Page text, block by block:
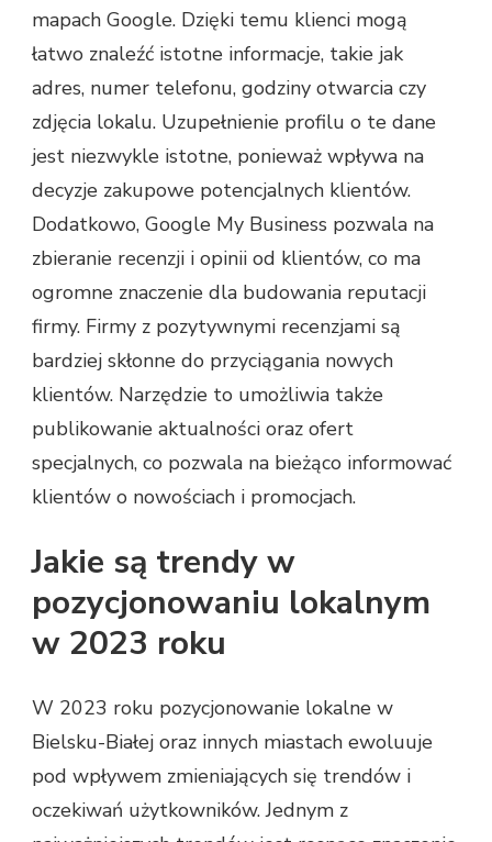
mapach Google. Dzięki temu klienci mogą
łatwo znaleźć istotne informacje, takie jak
adres, numer telefonu, godziny otwarcia czy
zdjęcia lokalu. Uzupełnienie profilu o te dane
jest niezwykle istotne, ponieważ wpływa na
decyzje zakupowe potencjalnych klientów.
Dodatkowo, Google My Business pozwala na
zbieranie recenzji i opinii od klientów, co ma
ogromne znaczenie dla budowania reputacji
firmy. Firmy z pozytywnymi recenzjami są
bardziej skłonne do przyciągania nowych
klientów. Narzędzie to umożliwia także
publikowanie aktualności oraz ofert
specjalnych, co pozwala na bieżąco informować
klientów o nowościach i promocjach.
Jakie są trendy w
pozycjonowaniu lokalnym
w 2023 roku
W 2023 roku pozycjonowanie lokalne w
Bielsku-Białej oraz innych miastach ewoluuje
pod wpływem zmieniających się trendów i
oczekiwań użytkowników. Jednym z